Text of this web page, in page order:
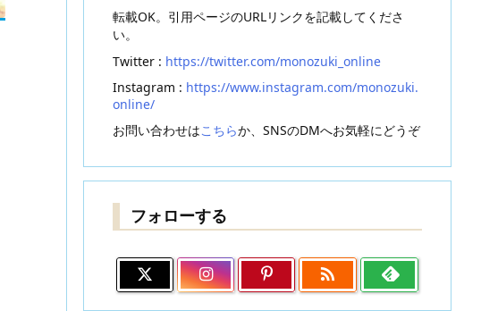
転載OK。引用ページのURLリンクを記載してくださ
い。
Twitter : https://twitter.com/monozuki_online
Instagram : https://www.instagram.com/monozuki.
online/
お問い合わせはこちらか、SNSのDMへお気軽にどうぞ
フォローする
